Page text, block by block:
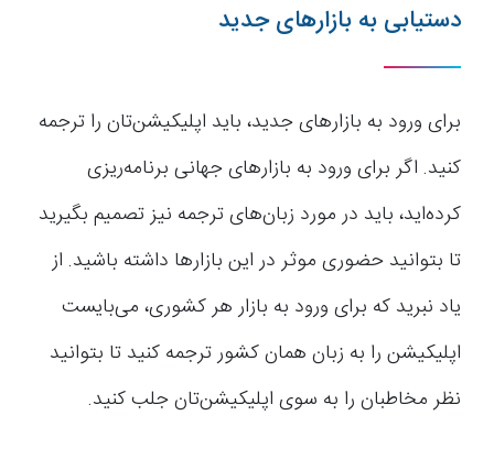
دستیابی به بازارهای جدید
برای ورود به بازارهای جدید، باید اپلیکیشن‌تان را ترجمه
کنید. اگر برای ورود به بازارهای جهانی برنامه‌ریزی
کرده‌اید، باید در مورد زبان‌های ترجمه نیز تصمیم بگیرید
تا بتوانید حضوری موثر در این بازارها داشته باشید. از
یاد نبرید که برای ورود به بازار هر کشوری، می‌بایست
اپلیکیشن را به زبان همان کشور ترجمه کنید تا بتوانید
نظر مخاطبان را به سوی اپلیکیشن‌تان جلب کنید.